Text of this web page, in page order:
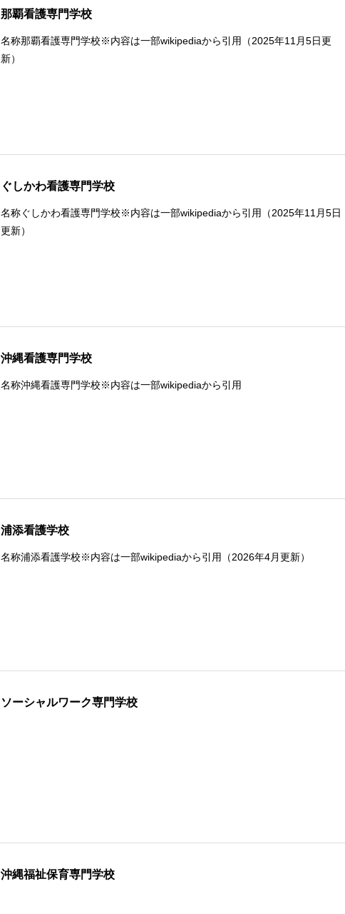
那覇看護専門学校
名称那覇看護専門学校※内容は一部wikipediaから引用（2025年11月5日更
新）
ぐしかわ看護専門学校
名称ぐしかわ看護専門学校※内容は一部wikipediaから引用（2025年11月5日
更新）
沖縄看護専門学校
名称沖縄看護専門学校※内容は一部wikipediaから引用
浦添看護学校
名称浦添看護学校※内容は一部wikipediaから引用（2026年4月更新）
ソーシャルワーク専門学校
沖縄福祉保育専門学校